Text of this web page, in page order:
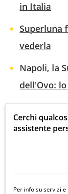
in Italia
Superluna
vederla
Napoli, la
dell'Ovo:
Cerchi
assistente
Per info su servizi